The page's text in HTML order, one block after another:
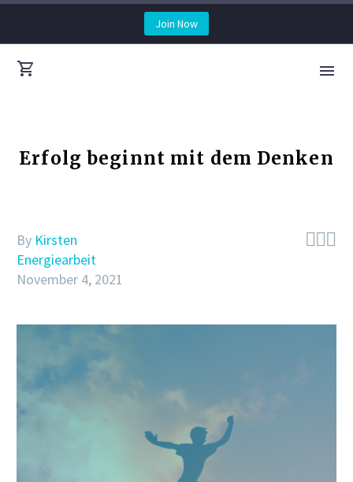
Join Now
Erfolg beginnt mit dem Denken

By Kirsten
Energiearbeit
November 4, 2021